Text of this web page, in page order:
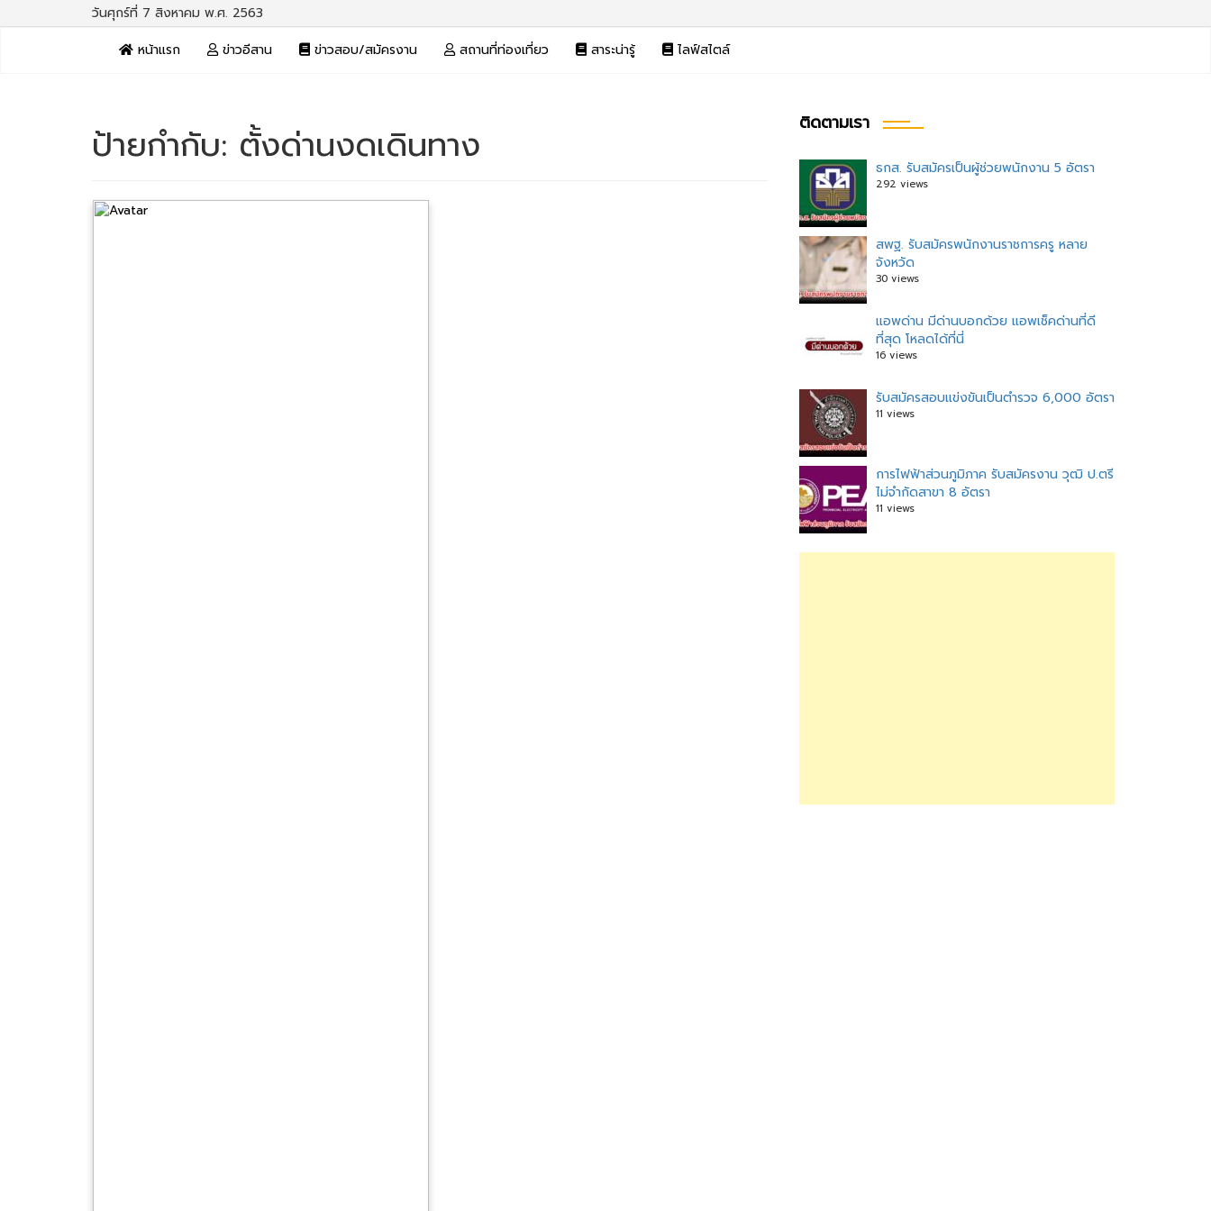
วันศุกร์ที่ 7 สิงหาคม พ.ศ. 2563
หน้าแรก
ข่าวอีสาน ข่าวสอบ/สมัครงาน สถานที่ท่องเที่ยว สาระน่ารู้ ไลฟ์สไตล์
ป้ายกำกับ: ตั้งด่านงดเดินทาง ติดตามเรา
ธกส. รับสมัครเป็นผู้ช่วยพนักงาน 5 อัตรา
292 views
สพฐ. รับสมัครพนักงานราชการครู หลาย
จังหวัด
30 views
แอพด่าน มีด่านบอกด้วย แอพเช็คด่านที่ดี
ที่สุด โหลดได้ที่นี่
16 views
รับสมัครสอบแข่งขันเป็นตำรวจ 6,000 อัตรา
11 views
การไฟฟ้าส่วนภูมิภาค รับสมัครงาน วุฒิ ป.ตรี
ไม่จำกัดสาขา 8 อัตรา
11 views